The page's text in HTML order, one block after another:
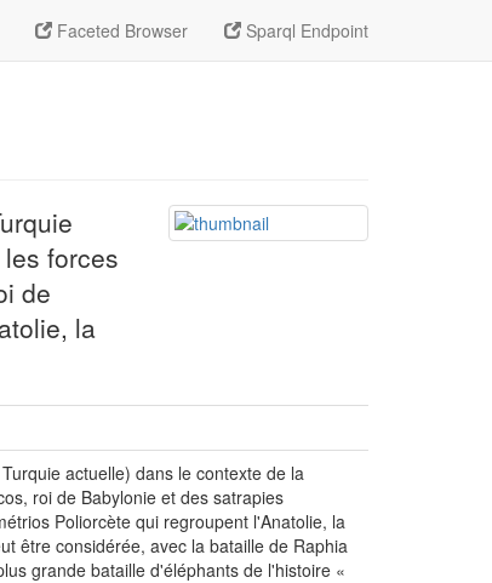
Faceted Browser Sparql Endpoint
forces
de
la
actuelle) dans le contexte de la
roi de Babylonie et des satrapies
Poliorcète qui regroupent l'Anatolie, la
être considérée, avec la bataille de Raphia
grande bataille d'éléphants de l'histoire «